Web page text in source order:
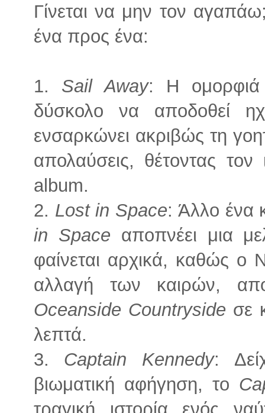
Γίνεται να μην τον
ένα προς ένα:
1. Sail Away: Η ομορφιά
δύσκολο να αποδοθεί
ενσαρκώνει ακριβώς τη
απολαύσεις, θέτοντας
album.
2. Lost in Space: Άλλο ένα
in Space αποπνέει μια
φαίνεται αρχικά, καθώς ο
αλλαγή των καιρών,
Oceanside Countryside σε
λεπτά.
3. Captain Kennedy:
βιωματική αφήγηση, το
τραγική ιστορία ενός